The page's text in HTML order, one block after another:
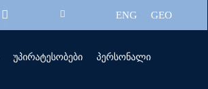
ENG
GEO
უპირატესობები პერსონალი